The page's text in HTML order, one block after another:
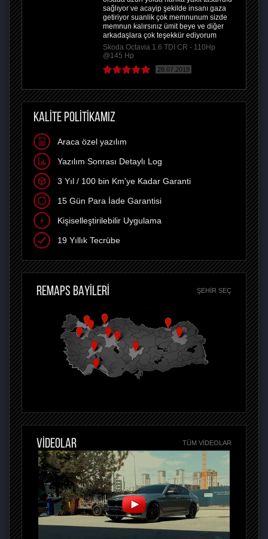
sağlıyor ve acayip şekilde insanı gaza
getiriyor suanlik çok memnunum sizde
memnun kalırsınız ümit beye ve diğer
arkadaşlara çok teşekkür ediyorum
Skoda Octavia 1.6 TDI CR - 110Hp
@145 Hp
28.07.2018
KALİTE POLİTİKAMIZ
Araca özel yazılım
Yazılım Sonrası Detaylı Log
3 Yıl / 100 bin Km'ye Kadar Garanti
15 Gün Para İade Garantisi
Kişiselleştirilebilir Uygulama
19 Yıllık Tecrübe
REMAPS BAYİLERİ ŞEHIR SEÇ
VİDEOLAR TÜM VIDEOLAR